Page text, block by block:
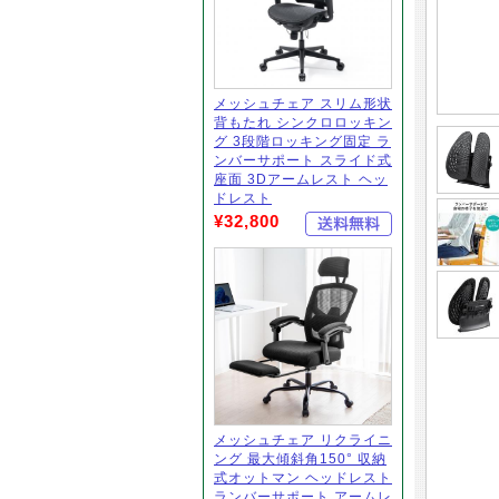
メッシュチェア スリム形状
背もたれ シンクロロッキン
グ 3段階ロッキング固定 ラ
ンバーサポート スライド式
座面 3Dアームレスト ヘッ
ドレスト
¥32,800
メッシュチェア リクライニ
ング 最大傾斜角150° 収納
式オットマン ヘッドレスト